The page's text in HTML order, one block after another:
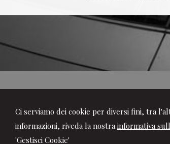
Ci serviamo dei cookie per diversi fini, tra
informazioni, riveda la nostrainformativa
'Gestisci Cookie'
Porpora
Studio